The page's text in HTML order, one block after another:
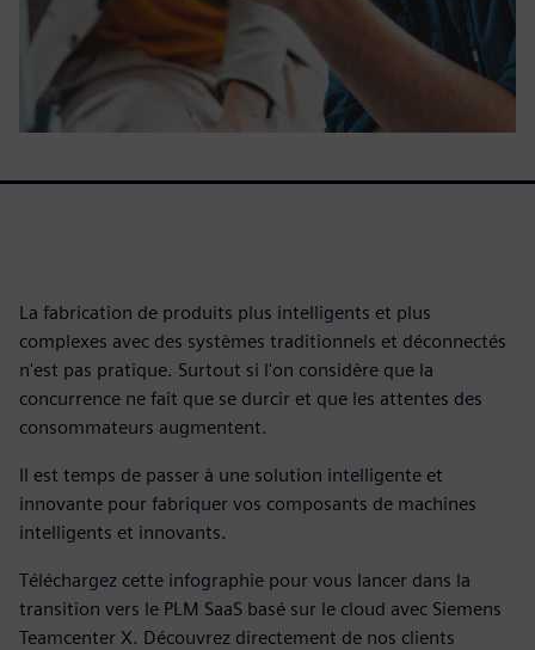
La fabrication de produits plus intelligents et plus
complexes avec des systèmes traditionnels et déconnectés
n'est pas pratique. Surtout si l'on considère que la
concurrence ne fait que se durcir et que les attentes des
consommateurs augmentent.
Il est temps de passer à une solution intelligente et
innovante pour fabriquer vos composants de machines
intelligents et innovants.
Téléchargez cette infographie pour vous lancer dans la
transition vers le PLM SaaS basé sur le cloud avec Siemens
Teamcenter X. Découvrez directement de nos clients